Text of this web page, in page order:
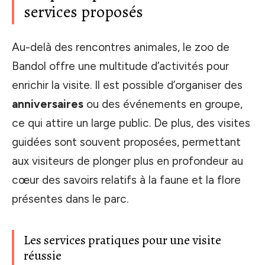
services proposés
Au-delà des rencontres animales, le zoo de
Bandol offre une multitude d’activités pour
enrichir la visite. Il est possible d’organiser des
anniversaires ou des événements en groupe,
ce qui attire un large public. De plus, des visites
guidées sont souvent proposées, permettant
aux visiteurs de plonger plus en profondeur au
cœur des savoirs relatifs à la faune et la flore
présentes dans le parc.
Les services pratiques pour une visite
réussie